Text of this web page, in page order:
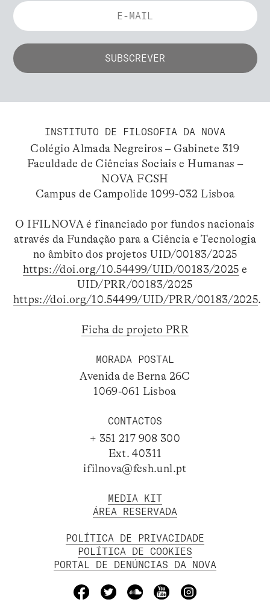
INSTITUTO DE FILOSOFIA DA NOVA
Colégio Almada Negreiros – Gabinete 319
Faculdade de Ciências Sociais e Humanas –
NOVA FCSH
Campus de Campolide 1099-032 Lisboa
O IFILNOVA é financiado por fundos nacionais
através da Fundação para a Ciência e Tecnologia
no âmbito dos projetos UID/00183/2025
https://doi.org/10.54499/UID/00183/2025 e
UID/PRR/00183/2025
https://doi.org/10.54499/UID/PRR/00183/2025.
Ficha de projeto PRR
MORADA POSTAL
Avenida de Berna 26C
1069-061 Lisboa
CONTACTOS
+ 351 217 908 300
Ext. 40311
ifilnova@fcsh.unl.pt
MEDIA KIT
ÁREA RESERVADA
POLÍTICA DE PRIVACIDADE
POLÍTICA DE COOKIES
PORTAL DE DENÚNCIAS DA NOVA